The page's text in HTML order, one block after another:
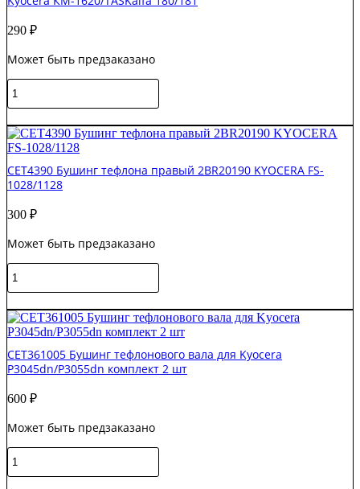
290 ₽
Может быть предзаказано
Количество
товара
Подшипник(бушинг)
тефлонового
вала
передний
Kyocera
180/181
CET4390 Бушинг тефлона правый 2BR20190 KYOCERA FS-
1028/1128
300 ₽
Может быть предзаказано
Количество
товара
Бушинг
тефлона
правый
2BR20190
KYOCERA
1028/1128
CET361005 Бушинг тефлонового вала для Kyocera
P3045dn/P3055dn комплект 2 шт
600 ₽
Может быть предзаказано
Количество
товара